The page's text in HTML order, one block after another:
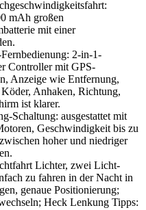
mAh großen
mit einer
2-in-1-
Controller mit GPS-
Anzeige wie Entfernung,
Anhaken, Richtung,
ist klarer.
Schaltung: ausgestattet mit
Geschwindigkeit bis zu
hoher und niedriger
Lichter, zwei Licht-
zu fahren in der Nacht in
genaue Positionierung;
Heck Lenkung Tipps: